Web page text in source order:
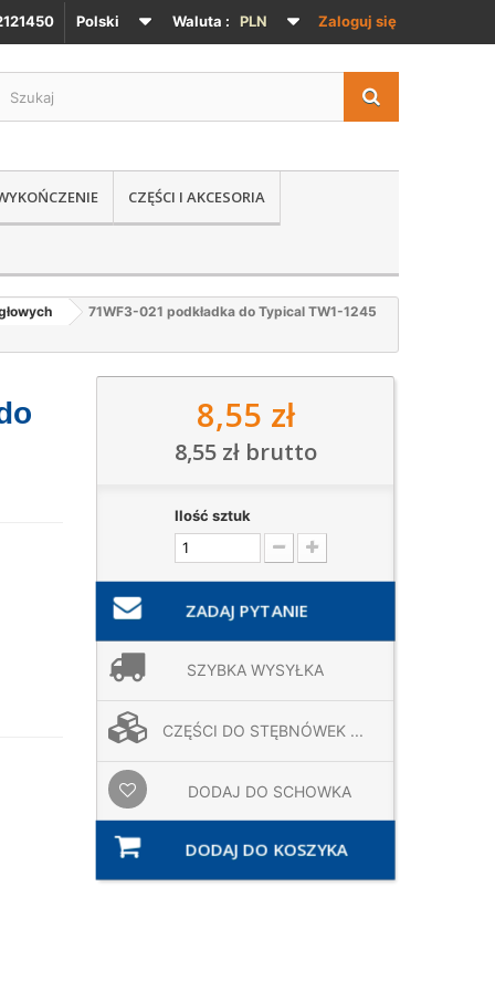
Zaloguj się
Waluta : PLN
Polski
CZĘŚCI I AKCESORIA
71WF3-021 podkładka do Typical TW1-1245
8,55 zł
8,55 złbrutto
Ilość sztuk
ZADAJ PYTANIE
SZYBKA WYSYŁKA
CZĘŚCI DO STĘBNÓWEK ...
DODAJ DO SCHOWKA
DODAJ DO KOSZYKA